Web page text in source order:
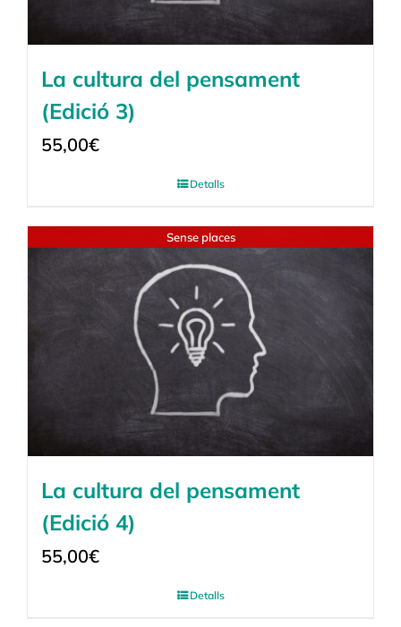
La cultura del pensament
(Edició 3)
55,00€
Detalls
Sense places
La cultura del pensament
(Edició 4)
55,00€
Detalls